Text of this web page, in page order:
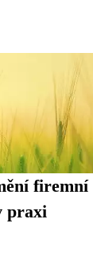
praxi